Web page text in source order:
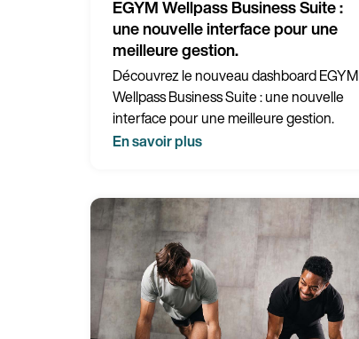
EGYM Wellpass Business Suite :
une nouvelle interface pour une
meilleure gestion.
Découvrez le nouveau dashboard EGYM
Wellpass Business Suite : une nouvelle
interface pour une meilleure gestion.
En savoir plus